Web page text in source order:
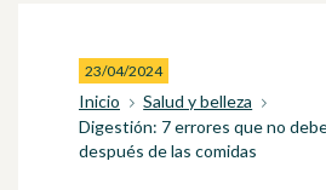
23/04/2024
Inicio
Salud y belleza
Digestión: 7 errores que no
después de las comidas